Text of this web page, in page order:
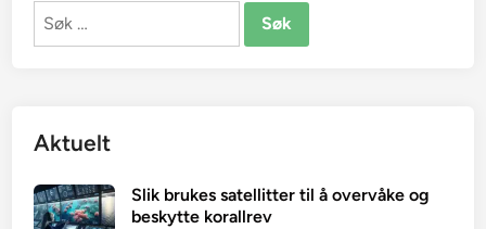
Søk
Aktuelt
Slik brukes satellitter til å overvåke og
beskytte korallrev